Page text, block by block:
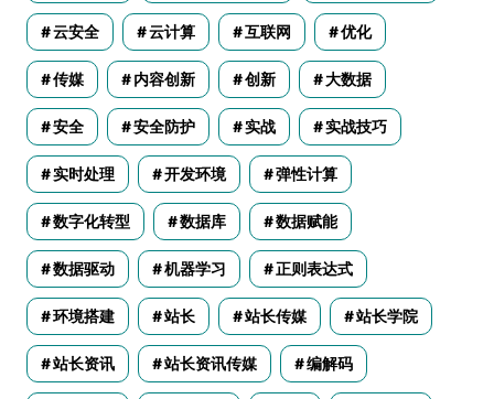
云安全 云计算 互联网 优化
传媒 内容创新 创新 大数据
安全 安全防护 实战 实战技巧
实时处理 开发环境 弹性计算
数字化转型 数据库 数据赋能
数据驱动 机器学习 正则表达式
环境搭建 站长 站长传媒 站长学院
站长资讯 站长资讯传媒 编解码